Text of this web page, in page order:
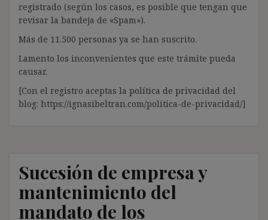
registrado (según los casos, es posible que tengan que
revisar la bandeja de «Spam»).
Más de 11.500 personas ya se han suscrito.
Lamento los inconvenientes que este trámite pueda
causar.
[Con el registro aceptas la política de privacidad del
blog: https://ignasibeltran.com/politica-de-privacidad/]
Sucesión de empresa y
mantenimiento del
mandato de los